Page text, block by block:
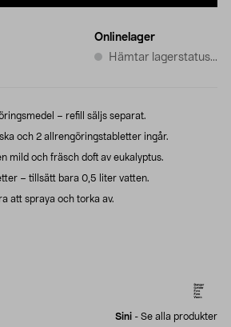
Onlinelager
Hämtar lagerstatus...
– refill säljs separat.
och 2 allrengöringstabletter ingår.
mild och fräsch doft av eukalyptus.
– tillsätt bara 0,5 liter vatten.
att spraya och torka av.
Sini - Se alla produkter